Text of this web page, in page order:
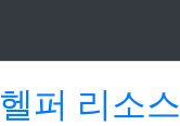
퍼 리소